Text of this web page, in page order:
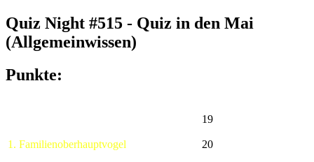
Quiz Night #515 - Quiz in den Mai
(Allgemeinwissen)
Punkte:
1. Familienoberhauptvogel
19
20